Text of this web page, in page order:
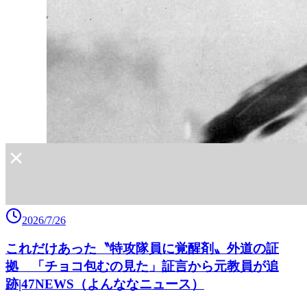
2026/7/26
これだけあった〝特攻隊員に覚醒剤〟外道の証
拠 「チョコ包むの見た」証言から元教員が追
跡|47NEWS（よんななニュース）